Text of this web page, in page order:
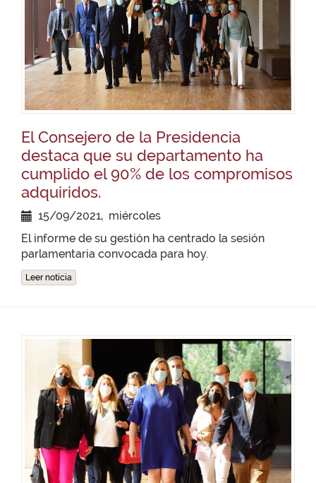
El Consejero de la Presidencia
destaca que su departamento ha
cumplido el 90% de los compromisos
adquiridos.
15/09/2021, miércoles
El informe de su gestión ha centrado la sesión
parlamentaria convocada para hoy.
Leer noticia